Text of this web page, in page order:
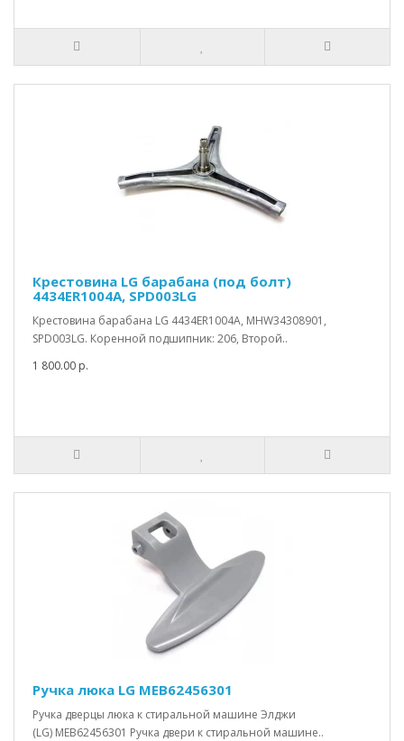
Крестовина LG барабана (под болт)
4434ER1004A, SPD003LG
Крестовина барабана LG 4434ER1004A, MHW34308901,
SPD003LG. Коренной подшипник: 206, Второй..
1 800.00 р.
Ручка люка LG MEB62456301
Ручка дверцы люка к стиральной машине Элджи
(LG) MEB62456301 Ручка двери к стиральной машине..